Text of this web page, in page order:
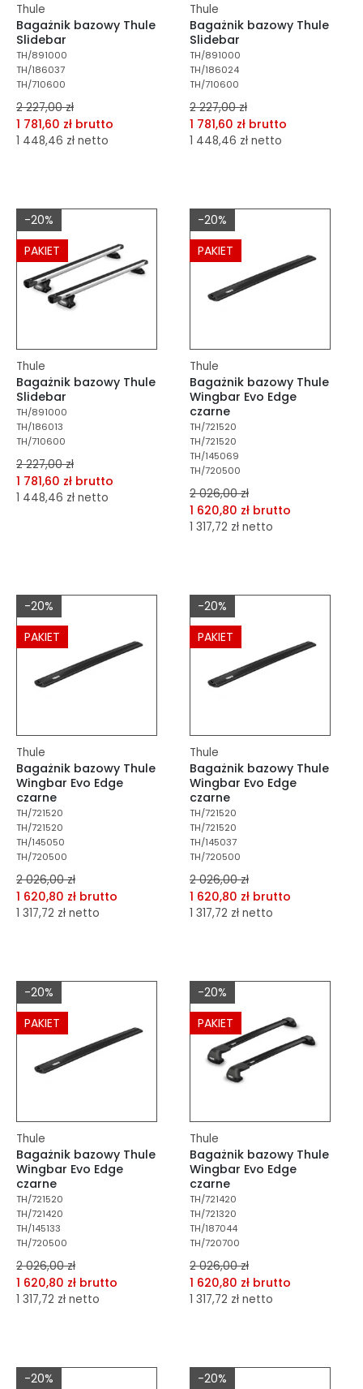
Thule
Bagażnik bazowy Thule
Slidebar
TH/891000
TH/186037
TH/710600
2 227,00 zł
1 781,60 zł brutto
1 448,46 zł netto
Do koszyka
Thule
Bagażnik bazowy Thule
Slidebar
TH/891000
TH/186024
TH/710600
2 227,00 zł
1 781,60 zł brutto
1 448,46 zł netto
Do koszyka
-20%
PAKIET
Thule
Bagażnik bazowy Thule
Slidebar
TH/891000
TH/186013
TH/710600
2 227,00 zł
1 781,60 zł brutto
1 448,46 zł netto
-20%
PAKIET
Thule
Bagażnik bazowy Thule
Wingbar Evo Edge
czarne
TH/721520
TH/721520
TH/145069
TH/720500
2 026,00 zł
1 620,80 zł brutto
1 317,72 zł netto
Do koszyka
-20%
PAKIET
Thule
Bagażnik bazowy Thule
Wingbar Evo Edge
czarne
TH/721520
TH/721520
TH/145050
TH/720500
2 026,00 zł
1 620,80 zł brutto
1 317,72 zł netto
Do koszyka
-20%
PAKIET
Thule
Bagażnik bazowy Thule
Wingbar Evo Edge
czarne
TH/721520
TH/721520
TH/145037
TH/720500
2 026,00 zł
1 620,80 zł brutto
1 317,72 zł netto
Do koszyka
-20%
PAKIET
Thule
Bagażnik bazowy Thule
Wingbar Evo Edge
czarne
TH/721520
TH/721420
TH/145133
TH/720500
2 026,00 zł
1 620,80 zł brutto
1 317,72 zł netto
-20%
PAKIET
Thule
Bagażnik bazowy Thule
Wingbar Evo Edge
czarne
TH/721420
TH/721320
TH/187044
TH/720700
2 026,00 zł
1 620,80 zł brutto
1 317,72 zł netto
-20% -20%